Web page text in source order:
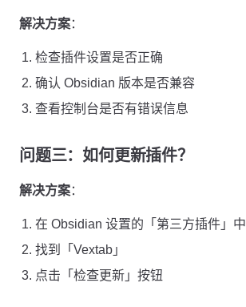
解决方案：
检查插件设置是否正确
确认 Obsidian 版本是否兼容
查看控制台是否有错误信息
问题三：如何更新插件？
解决方案：
在 Obsidian 设置的「第三方插件」中
找到「Vextab」
点击「检查更新」按钮